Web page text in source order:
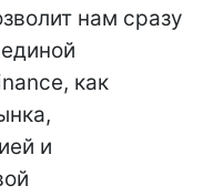
нам сразу
как
и